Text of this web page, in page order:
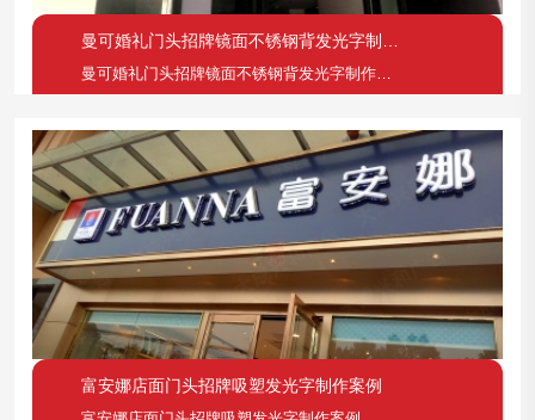
富安娜店面门头招牌吸塑发光字制作案例